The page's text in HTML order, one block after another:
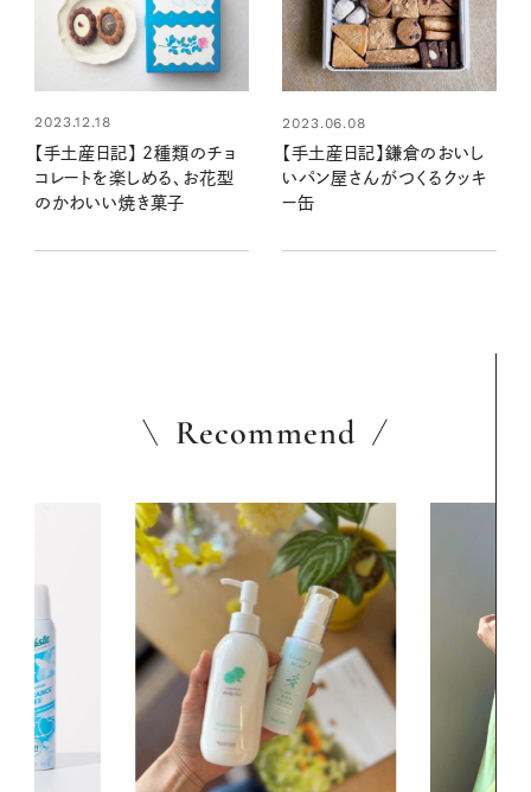
2023.12.18
【手土産日記】 2種類のチョ
コレートを楽しめる、お花型
のかわいい焼き菓子
2023.06.08
【手土産日記】鎌倉のおいし
いパン屋さんがつくるクッキ
ー缶
Recommend